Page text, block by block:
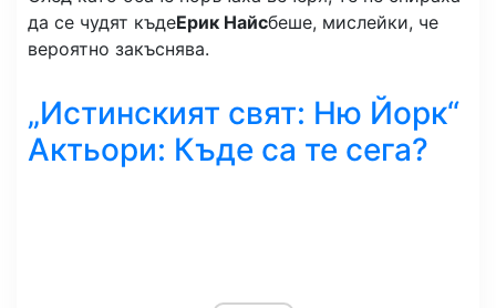
да се чудят къдеЕрик Найсбеше, мислейки, че
вероятно закъснява.
„Истинският свят: Ню Йорк“
Актьори: Къде са те сега?